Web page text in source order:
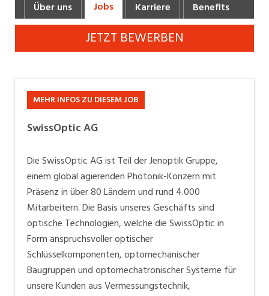
Industrie, Maschinenbau, Anlagenbau,
Produktion
Informatik, Telekommunikation
Körperpflege, Wellness
Marketing, Kommunikation, Medien, Druck
Medizin, Gesundheitswesen, Pflege
Verkauf, Handel, Kundenberatung,
Aussendienst
Sicherheit, Rettung, Polizei, Zoll
Über uns Jobs Karriere Benefits
JETZT BEWERBEN
MEHR INFOS ZU DIESEM JOB
SwissOptic AG
Die SwissOptic AG ist Teil der Jenoptik Gruppe,
einem global agierenden Photonik-Konzern mit
Präsenz in über 80 Ländern und rund 4.000
Mitarbeitern. Die Basis unseres Geschäfts sind
optische Technologien, welche die SwissOptic in
Form anspruchsvoller optischer
Schlüsselkomponenten, optomechanischer
Baugruppen und optomechatronischer Systeme für
unsere Kunden aus Vermessungstechnik,